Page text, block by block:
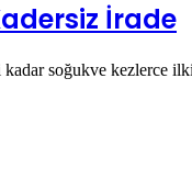
İrade
soğukve kezlerce